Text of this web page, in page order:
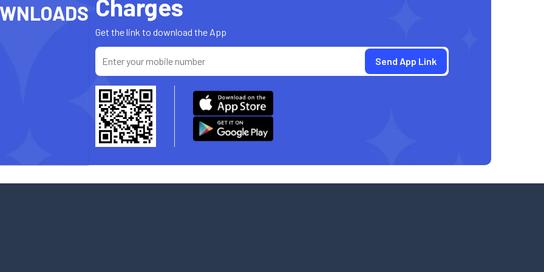
Charges
Get the link to download the App